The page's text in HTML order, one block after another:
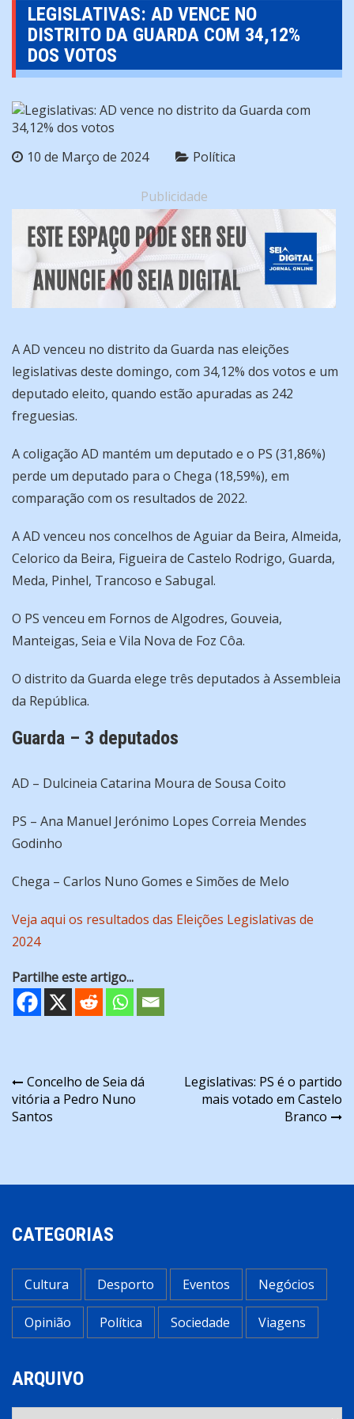
LEGISLATIVAS: AD VENCE NO
DISTRITO DA GUARDA COM 34,12%
DOS VOTOS
10 de Março de 2024 Política
Publicidade
A AD venceu no distrito da Guarda nas eleições
legislativas deste domingo, com 34,12% dos votos e um
deputado eleito, quando estão apuradas as 242
freguesias.
A coligação AD mantém um deputado e o PS (31,86%)
perde um deputado para o Chega (18,59%), em
comparação com os resultados de 2022.
A AD venceu nos concelhos de Aguiar da Beira, Almeida,
Celorico da Beira, Figueira de Castelo Rodrigo, Guarda,
Meda, Pinhel, Trancoso e Sabugal.
O PS venceu em Fornos de Algodres, Gouveia,
Manteigas, Seia e Vila Nova de Foz Côa.
O distrito da Guarda elege três deputados à Assembleia
da República.
Guarda – 3 deputados
AD – Dulcineia Catarina Moura de Sousa Coito
PS – Ana Manuel Jerónimo Lopes Correia Mendes
Godinho
Chega – Carlos Nuno Gomes e Simões de Melo
Veja aqui os resultados das Eleições Legislativas de
2024
Partilhe este artigo...
Navegação
de
Concelho de Seia dá
vitória a Pedro Nuno
Santos
Legislativas: PS é o partido
mais votado em Castelo
Branco
CATEGORIAS
Cultura Desporto Eventos Negócios
Opinião Política Sociedade Viagens
ARQUIVO
Arquivo